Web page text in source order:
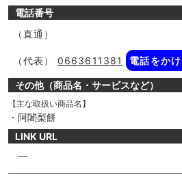
電話番号
（直通）
（代表） 0663611381 電話をか
その他（商品名・サービスなど）
【主な取扱い商品名】
・阿闍梨餅
LINK URL
―